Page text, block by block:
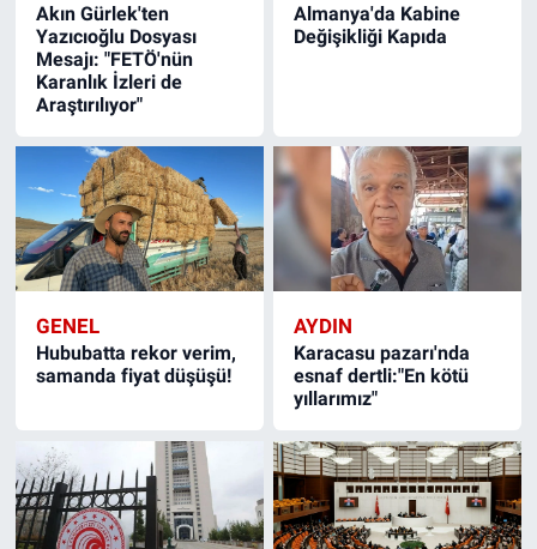
Akın Gürlek'ten
Yazıcıoğlu Dosyası
Mesajı: "FETÖ'nün
Karanlık İzleri de
Araştırılıyor"
Almanya'da Kabine
Değişikliği Kapıda
GENEL
Hububatta rekor verim,
samanda fiyat düşüşü!
AYDIN
Karacasu pazarı'nda
esnaf dertli:"En kötü
yıllarımız"